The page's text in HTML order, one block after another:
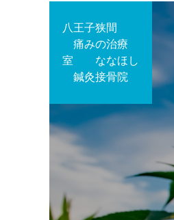
八王子狭間
痛みの治療
室 ななほし
鍼灸接骨院